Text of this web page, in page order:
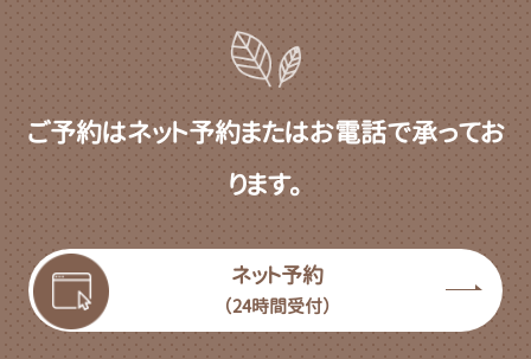
ご予約はネット予約またはお電話で承ってお
ります。
ネット予約
（24時間受付）